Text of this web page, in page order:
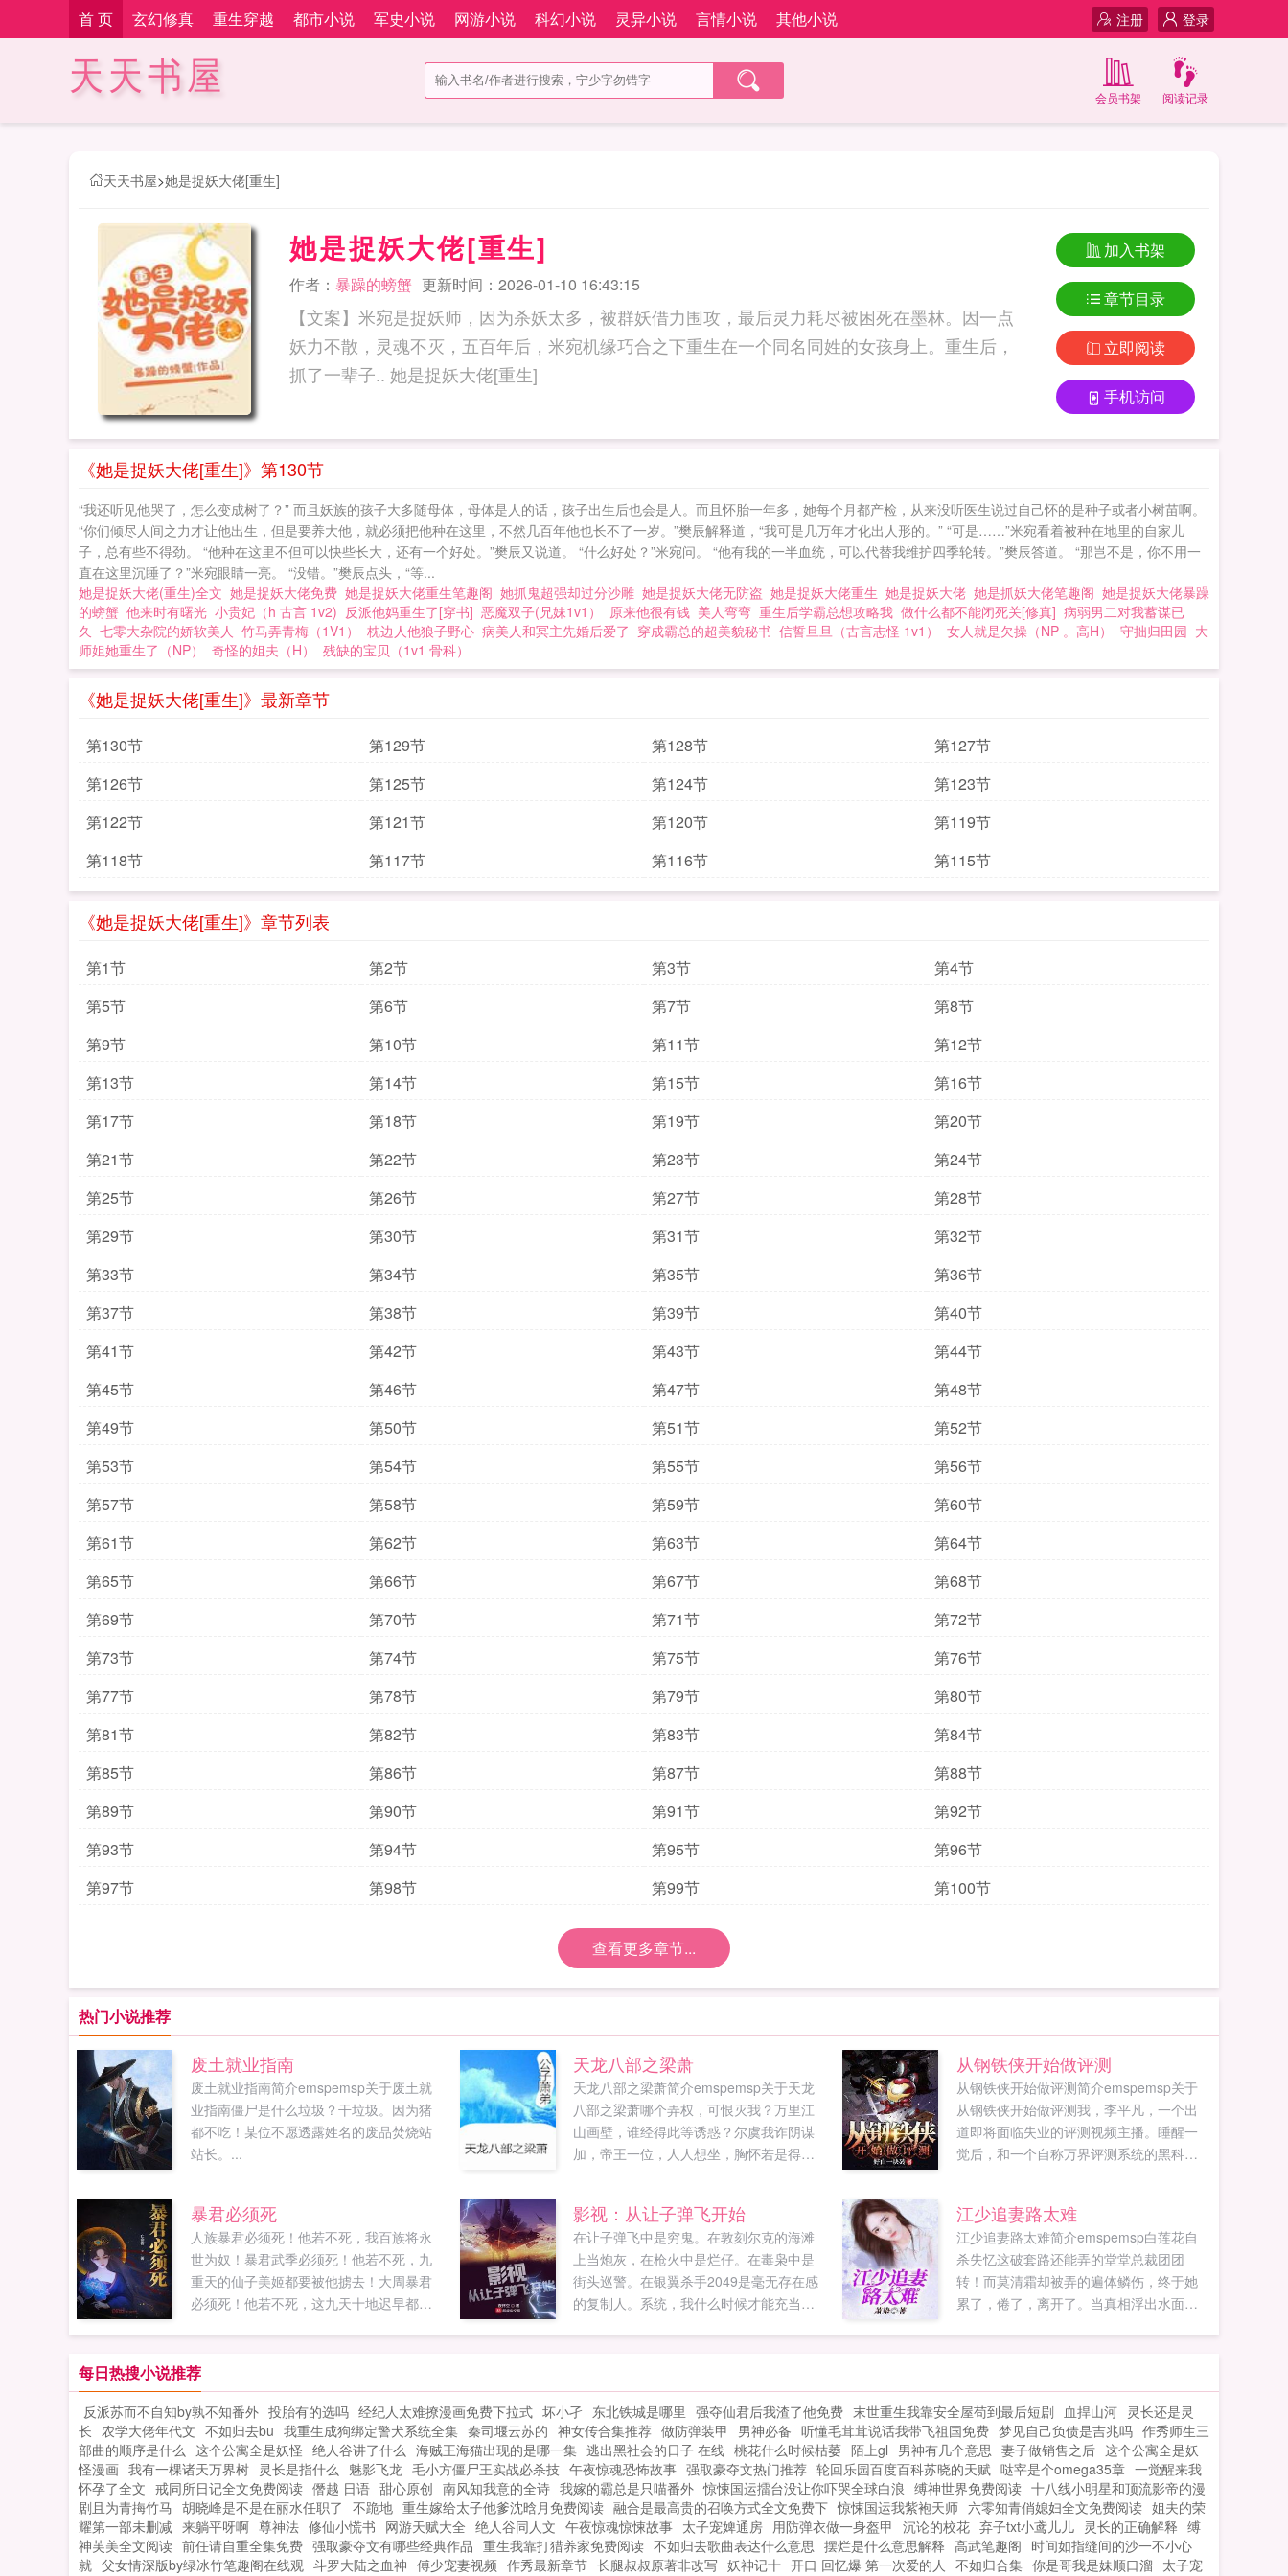
首 页 玄幻修真 重生穿越 都市小说 军史小说 网游小说 科幻小说 灵异小说 言情小说 其他小说 登录
注册
天天书屋 阅读记录
会员书架
天天书屋>她是捉妖大佬[重生]
她是捉妖大佬[重生]
作者： 暴躁的螃蟹 更新时间：2026-01-10 16:43:15
【文案】米宛是捉妖师，因为杀妖太多，被群妖借力围攻，最后灵力耗尽被困死在墨林。因一点
妖力不散，灵魂不灭，五百年后，米宛机缘巧合之下重生在一个同名同姓的女孩身上。重生后，
抓了一辈子.. 她是捉妖大佬[重生]
加入书架
章节目录
立即阅读
手机访问
《她是捉妖大佬[重生]》第130节
“我还听见他哭了，怎么变成树了？” 而且妖族的孩子大多随母体，母体是人的话，孩子出生后也会是人。而且怀胎一年多，她每个月都产检，从来没听医生说过自己怀的是种子或者小树苗啊。
“你们倾尽人间之力才让他出生，但是要养大他，就必须把他种在这里，不然几百年他也长不了一岁。”樊辰解释道，“我可是几万年才化出人形的。” “可是……”米宛看着被种在地里的自家儿
子，总有些不得劲。 “他种在这里不但可以快些长大，还有一个好处。”樊辰又说道。 “什么好处？”米宛问。 “他有我的一半血统，可以代替我维护四季轮转。”樊辰答道。 “那岂不是，你不用一
直在这里沉睡了？”米宛眼睛一亮。 “没错。”樊辰点头，“等...
她是捉妖大佬(重生)全文 她是捉妖大佬免费 她是捉妖大佬重生笔趣阁 她抓鬼超强却过分沙雕 她是捉妖大佬无防盗 她是捉妖大佬重生 她是捉妖大佬 她是抓妖大佬笔趣阁 她是捉妖大佬暴躁
的螃蟹 他来时有曙光 小贵妃（h 古言 1v2) 反派他妈重生了[穿书] 恶魔双子(兄妹1v1） 原来他很有钱 美人弯弯 重生后学霸总想攻略我 做什么都不能闭死关[修真] 病弱男二对我蓄谋已
久 七零大杂院的娇软美人 竹马弄青梅（1V1） 枕边人他狼子野心 病美人和冥主先婚后爱了 穿成霸总的超美貌秘书 信誓旦旦（古言志怪 1v1） 女人就是欠操（NP 。高H） 守拙归田园 大
师姐她重生了（NP）
奇怪的姐夫（H） 残缺的宝贝（1v1 骨科）
《她是捉妖大佬[重生]》最新章节
第130节 第129节 第128节
第127节
第126节
第125节 第124节
第123节
第122节
第121节 第120节
第119节
第118节
第117节 第116节 第115节
《她是捉妖大佬[重生]》章节列表
第1节 第2节 第3节
第4节
第5节
第6节 第7节
第8节
第9节
第10节 第11节
第12节
第13节
第14节 第15节
第16节
第17节
第18节 第19节
第20节
第21节
第22节 第23节
第24节
第25节
第26节 第27节
第28节
第29节
第30节 第31节
第32节
第33节
第34节 第35节
第36节
第37节
第38节 第39节
第40节
第41节
第42节 第43节
第44节
第45节
第46节 第47节
第48节
第49节
第50节 第51节
第52节
第53节
第54节 第55节
第56节
第57节
第58节 第59节
第60节
第61节
第62节 第63节
第64节
第65节
第66节 第67节
第68节
第69节
第70节 第71节
第72节
第73节
第74节 第75节
第76节
第77节
第78节 第79节
第80节
第81节
第82节 第83节
第84节
第85节
第86节 第87节
第88节
第89节
第90节 第91节
第92节
第93节
第94节 第95节
第96节
第97节
第98节 第99节 第100节
查看更多章节...
热门小说推荐
废土就业指南
废土就业指南简介emspemsp关于废土就
业指南僵尸是什么垃圾？干垃圾。因为猪
都不吃！某位不愿透露姓名的废品焚烧站
站长。...
天龙八部之梁萧
天龙八部之梁萧简介emspemsp关于天龙
八部之梁萧哪个弄权，可恨灭我？万里江
山画壁，谁经得此等诱惑？尔虞我诈阴谋
加，帝王一位，人人想坐，胸怀若是得民
从钢铁侠开始做评测
从钢铁侠开始做评测简介emspemsp关于
从钢铁侠开始做评测我，李平凡，一个出
道即将面临失业的评测视频主播。睡醒一
觉后，和一个自称万界评测系统的黑科技
已，什么...
暴君必须死
人族暴君必须死！他若不死，我百族将永
世为奴！暴君武季必须死！他若不死，九
重天的仙子美姬都要被他掳去！大周暴君
必须死！他若不死，这九天十地迟早都要
认真聆听大臣劝谏，帝威1你刻苦修炼一天
一夜，帝威1你产生遣散妃子的想法，帝威
5你怒斩死谏之臣，帝威3你一个昼夜没有
修炼，帝威1你绑了帝都第一美女，帝威10
你下旨坑杀谋逆者九族，帝威15叮！帝威
再度满100，开启抽奖恭喜！大周所有爱国
子民，修为随机上涨一重小境界到两重大
境界不等武季高居龙椅之上，深邃的眸子
中闪过一抹自嘲。既然明君做不成，那便
做个威压九天独断万古的暴君吧！如果您
影视：从让子弹飞开始
在让子弹飞中是穷鬼。在敦刻尔克的海滩
上当炮灰，在枪火中是烂仔。在毒枭中是
街头巡警。在银翼杀手2049是毫无存在感
的复制人。系统，我什么时候才能充当主
江少追妻路太难
江少追妻路太难简介emspemsp白莲花自
杀失忆这破套路还能弄的堂堂总裁团团
转！而莫清霜却被弄的遍体鳞伤，终于她
累了，倦了，离开了。当真相浮出水面，
每日热搜小说推荐
反派苏而不自知by孰不知番外 投胎有的选吗 经纪人太难撩漫画免费下拉式 坏小孑 东北铁城是哪里 强夺仙君后我渣了他免费 末世重生我靠安全屋苟到最后短剧 血捍山河 灵长还是灵
长 农学大佬年代文 不如归去bu 我重生成狗绑定警犬系统全集 秦司堰云苏的 神女传合集推荐 做防弹装甲 男神必备 听懂毛茸茸说话我带飞祖国免费 梦见自己负债是吉兆吗 作秀师生三
部曲的顺序是什么 这个公寓全是妖怪 绝人谷讲了什么 海贼王海猫出现的是哪一集 逃出黑社会的日子 在线 桃花什么时候枯萎 陌上gl 男神有几个意思 妻子做销售之后 这个公寓全是妖
怪漫画 我有一棵诸天万界树 灵长是指什么 魅影飞龙 毛小方僵尸王实战必杀技 午夜惊魂恐怖故事 强取豪夺文热门推荐 轮回乐园百度百科苏晓的天赋 哒宰是个omega35章 一觉醒来我
怀孕了全文 戒同所日记全文免费阅读 僭越 日语 甜心原创 南风知我意的全诗 我嫁的霸总是只喵番外 惊悚国运擂台没让你吓哭全球白浪 缚神世界免费阅读 十八线小明星和顶流影帝的漫
剧且为青挴竹马 胡晓峰是不是在丽水任职了 不跪地 重生嫁给太子他爹沈晗月免费阅读 融合是最高贵的召唤方式全文免费下 惊悚国运我紫袍天师 六零知青俏媳妇全文免费阅读 姐夫的荣
耀第一部未删减 来躺平呀啊 尊神法 修仙小慌书 网游天赋大全 绝人谷同人文 午夜惊魂惊悚故事 太子宠婢通房 用防弹衣做一身盔甲 沉论的校花 弃子txt小鸢儿儿 灵长的正确解释 缚
神芙美全文阅读 前任请自重全集免费 强取豪夺文有哪些经典作品 重生我靠打猎养家免费阅读 不如归去歌曲表达什么意思 摆烂是什么意思解释 高武笔趣阁 时间如指缝间的沙一不小心
就 父女情深版by绿冰竹笔趣阁在线观 斗罗大陆之血神 傅少宠妻视频 作秀最新章节 长腿叔叔原著非改写 妖神记十 开口 回忆爆 第一次爱的人 不如归合集 你是哥我是妹顺口溜 太子宠